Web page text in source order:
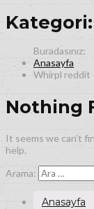
Kategori:
Anasayfa
Whirpl reddit
Nothing
It seems we can’t
help.
Arama:
Anasayfa